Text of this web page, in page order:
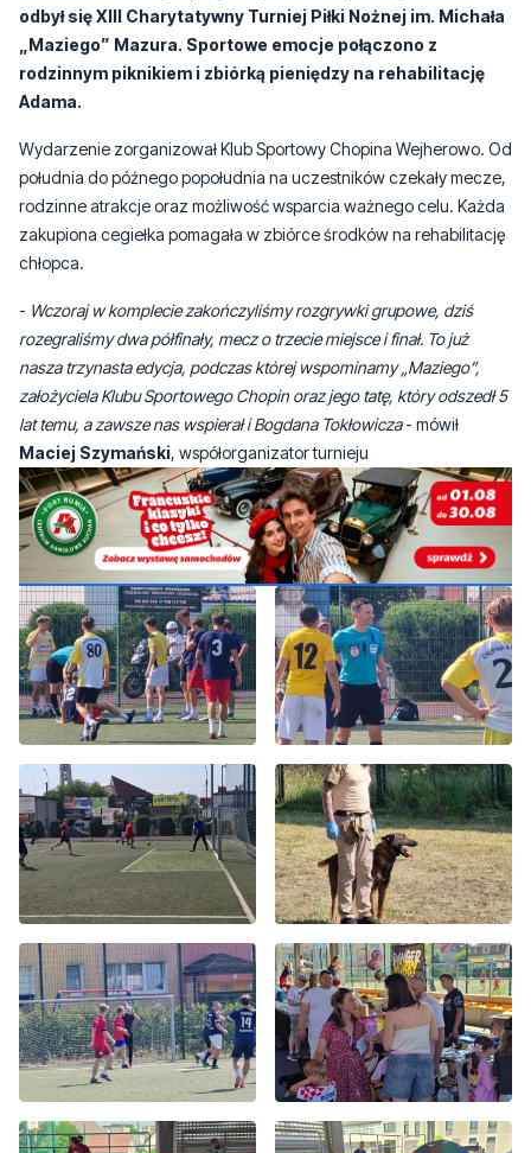
odbył się XIII Charytatywny Turniej Piłki Nożnej im. Michała
„Maziego” Mazura. Sportowe emocje połączono z
rodzinnym piknikiem i zbiórką pieniędzy na rehabilitację
Adama.
Wydarzenie zorganizował Klub Sportowy Chopina Wejherowo. Od
południa do późnego popołudnia na uczestników czekały mecze,
rodzinne atrakcje oraz możliwość wsparcia ważnego celu. Każda
zakupiona cegiełka pomagała w zbiórce środków na rehabilitację
chłopca.
- Wczoraj w komplecie zakończyliśmy rozgrywki grupowe, dziś
rozegraliśmy dwa półfinały, mecz o trzecie miejsce i finał. To już
nasza trzynasta edycja, podczas której wspominamy „Maziego”,
założyciela Klubu Sportowego Chopin oraz jego tatę, który odszedł 5
lat temu, a zawsze nas wspierał i Bogdana Tokłowicza- mówił
Maciej Szymański, współorganizator turnieju